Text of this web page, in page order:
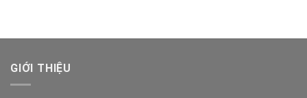
GIỚI THIỆU